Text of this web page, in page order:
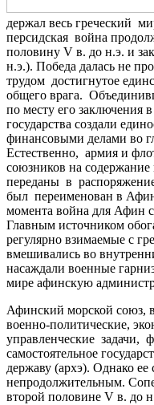
держал весь греческий
персидская война
половину V в. до н.э. и
н.э.). Победа далась не
трудом достигнутое
общего врага.
по месту его заключения
государства создали
финансовыми делами во
Естественно, армия и
союзников на
переданы в
был переименован в
момента война для Афин
Главным источником
регулярно взимаемые с
вмешивались во
насаждали военные
мире афинскую
Афинский морской союз,
военно-политические,
управленческие задачи,
самостоятельное
державу (архэ). Однако
непродолжительным.
второй половине V в. до